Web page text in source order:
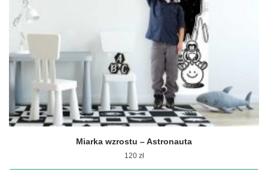
Miarka wzrostu – Astronauta
120 zł